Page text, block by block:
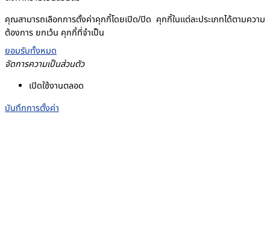
คุณสามารถเลือกการตั้งค่าคุกกี้โดยเปิด/ปิด คุกกี้ในแต่ละประเภทได้ตามความ
ต้องการ ยกเว้น คุกกี้ที่จำเป็น
ยอมรับทั้งหมด
จัดการความเป็นส่วนตัว
เปิดใช้งานตลอด
บันทึกการตั้งค่า